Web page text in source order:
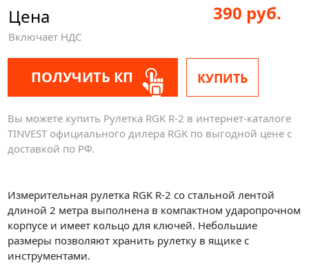
Цена
Включает НДС
390 руб.
ПОЛУЧИТЬ КП КУПИТЬ
Вы можете купить Рулетка RGK R-2 в интернет-каталоге
TINVEST официального дилера RGK по выгодной цене с
доставкой по РФ.
Измерительная рулетка RGK R-2 со стальной лентой
длиной 2 метра выполнена в компактном ударопрочном
корпусе и имеет кольцо для ключей. Небольшие
размеры позволяют хранить рулетку в ящике с
инструментами.